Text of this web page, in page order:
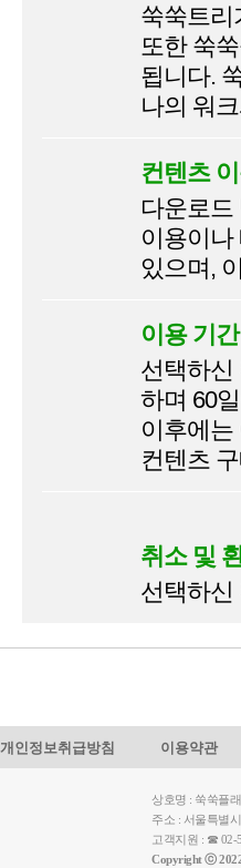
쑥쑥트리
또한 쑥
됩니다.
나의 워
컨텐츠
다운로드
이용이나
있으며,
이용 기간
선택하신
하며 60
이후에는
컨텐츠
취소 및
선택하신
개인정보취급방침 이용약관
상호명 : 쑥쑥플
주소 : 서울특별
고객지원 : ☎ 02-
Copyright ⓒ